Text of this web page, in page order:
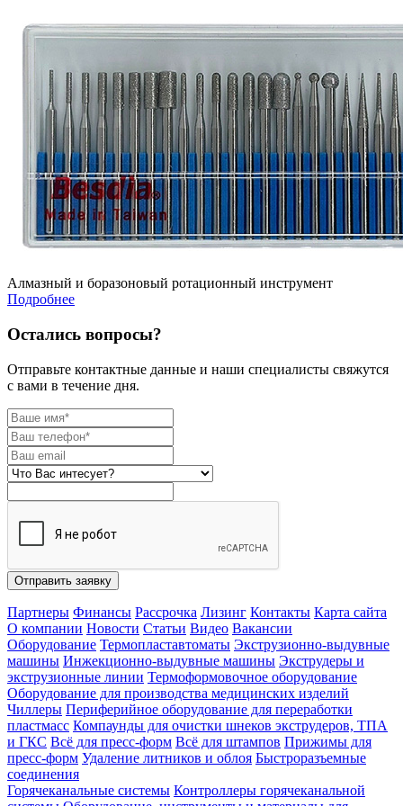
Алмазный и боразоновый ротационный инструмент
Подробнее
Остались вопросы?
Отправьте контактные данные и наши специалисты свяжутся
с вами в течение дня.
Отправить заявку
Партнеры Финансы Рассрочка Лизинг Контакты Карта сайта
О компании Новости Статьи Видео Вакансии
Оборудование Термопластавтоматы Экструзионно-выдувные
машины Инжекционно-выдувные машины Экструдеры и
экструзионные линии Термоформовочное оборудование
Оборудование для производства медицинских изделий
Чиллеры Периферийное оборудование для переработки
пластмасс Компаунды для очистки шнеков экструдеров, ТПА
и ГКС Всё для пресс-форм Всё для штампов Прижимы для
пресс-форм Удаление литников и облоя Быстроразъемные
соединения
Горячеканальные системы Контроллеры горячеканальной